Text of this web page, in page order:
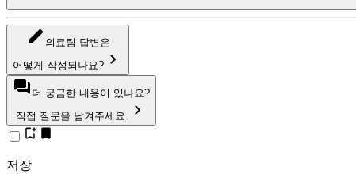
의료팀 답변은
어떻게 작성되나요?
더 궁금한 내용이 있나요?
직접 질문을 남겨주세요.
저장